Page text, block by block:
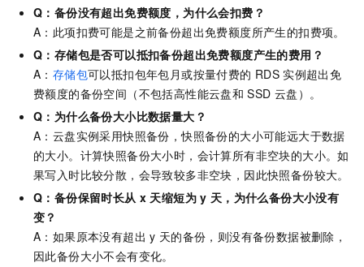
Q：备份没有超出免费额度，为什么会扣费？
A：此项扣费可能是之前备份超出免费额度所产生的扣费项。
Q：存储包是否可以抵扣备份超出免费额度产生的费用？
A： 存储包可以抵扣包年包月或按量付费的 RDS 实例超出免
费额度的备份空间（不包括高性能云盘和 SSD 云盘）。
Q：为什么备份大小比数据量大？
A：云盘实例采用快照备份，快照备份的大小可能远大于数据
的大小。计算快照备份大小时，会计算所有非空块的大小。如
果写入时比较分散，会导致较多非空块，因此快照备份较大。
Q：备份保留时长从 x 天缩短为 y 天，为什么备份大小没有
变？
A：如果原本没有超出 y 天的备份，则没有备份数据被删除，
因此备份大小不会有变化。